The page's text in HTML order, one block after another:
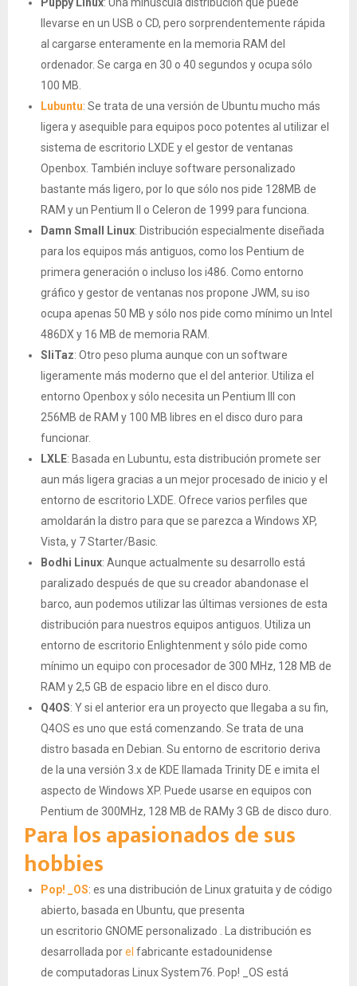
llevarse en un USB o CD, pero sorprendentemente rápida
al cargarse enteramente en la memoria RAM del
ordenador. Se carga en 30 o 40 segundos y ocupa sólo
100 MB.
Lubuntu: Se trata de una versión de Ubuntu mucho más
ligera y asequible para equipos poco potentes al utilizar el
sistema de escritorio LXDE y el gestor de ventanas
Openbox. También incluye software personalizado
bastante más ligero, por lo que sólo nos pide 128MB de
RAM y un Pentium II o Celeron de 1999 para funciona.
Damn Small Linux: Distribución especialmente diseñada
para los equipos más antiguos, como los Pentium de
primera generación o incluso los i486. Como entorno
gráfico y gestor de ventanas nos propone JWM, su iso
ocupa apenas 50 MB y sólo nos pide como mínimo un Intel
486DX y 16 MB de memoria RAM.
SliTaz: Otro peso pluma aunque con un software
ligeramente más moderno que el del anterior. Utiliza el
entorno Openbox y sólo necesita un Pentium III con
256MB de RAM y 100 MB libres en el disco duro para
funcionar.
LXLE: Basada en Lubuntu, esta distribución promete ser
aun más ligera gracias a un mejor procesado de inicio y el
entorno de escritorio LXDE. Ofrece varios perfiles que
amoldarán la distro para que se parezca a Windows XP,
Vista, y 7 Starter/Basic.
Bodhi Linux: Aunque actualmente su desarrollo está
paralizado después de que su creador abandonase el
barco, aun podemos utilizar las últimas versiones de esta
distribución para nuestros equipos antiguos. Utiliza un
entorno de escritorio Enlightenment y sólo pide como
mínimo un equipo con procesador de 300 MHz, 128 MB de
RAM y 2,5 GB de espacio libre en el disco duro.
Q4OS: Y si el anterior era un proyecto que llegaba a su fin,
Q4OS es uno que está comenzando. Se trata de una
distro basada en Debian. Su entorno de escritorio deriva
de la una versión 3.x de KDE llamada Trinity DE e imita el
aspecto de Windows XP. Puede usarse en equipos con
Pentium de 300MHz, 128 MB de RAMy 3 GB de disco duro.
Para los apasionados de sus
hobbies
Pop! _OS: es una distribución de Linux gratuita y de código
abierto, basada en Ubuntu, que presenta
un escritorio GNOME personalizado . La distribución es
desarrollada porel fabricante estadounidense
de computadoras Linux System76. Pop! _OS está